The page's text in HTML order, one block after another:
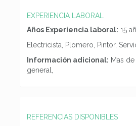
EXPERIENCIA LABORAL
Años Experiencia laboral: 15
Electricista, Plomero, Pintor,
Información adicional: Mas
general,
REFERENCIAS DISPONIBLES